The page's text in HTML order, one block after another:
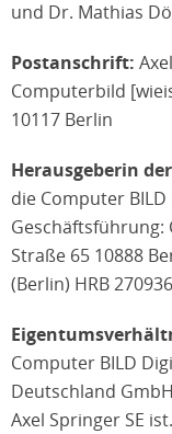
und Dr. Mathias
Postanschrift:
Computerbild
10117 Berlin
Herausgeberin
die Computer
Geschäftsführung:
Straße 65 10888
(Berlin) HRB
Computer BILD
Deutschland
Axel Springer SE